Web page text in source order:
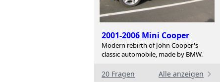
2001-2006 Mini Cooper
Modern rebirth of John Cooper's
classic automobile, made by BMW.
20 Fragen Alle anzeigen